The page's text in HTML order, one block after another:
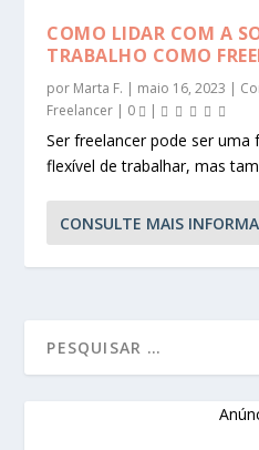
COMO LIDAR COM A
TRABALHO COMO
por Marta F. | maio 16, 2023 |
Freelancer | 0 |
Ser freelancer pode ser
flexível de trabalhar, mas
CONSULTE MAIS